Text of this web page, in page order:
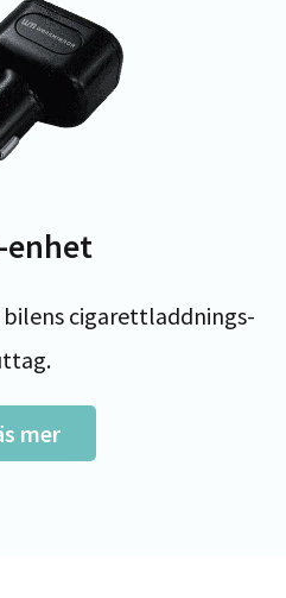
enhet
cigarettladdnings-
mer